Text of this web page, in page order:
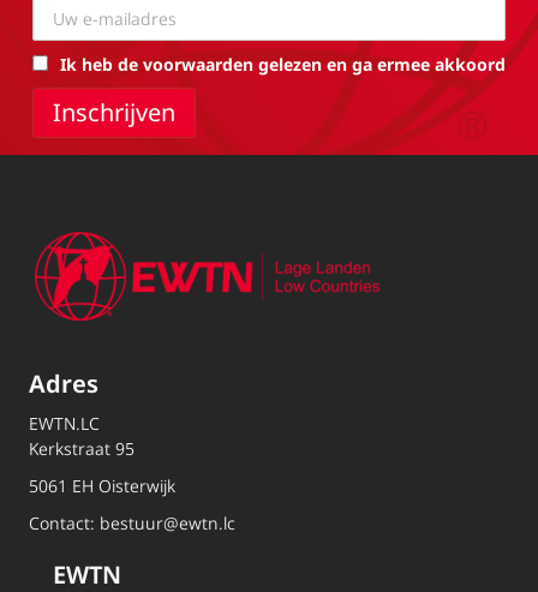
Ik heb de voorwaarden gelezen en ga ermee akkoord
Adres
EWTN.LC
Kerkstraat 95
5061 EH Oisterwijk
Contact: bestuur@ewtn.lc
EWTN